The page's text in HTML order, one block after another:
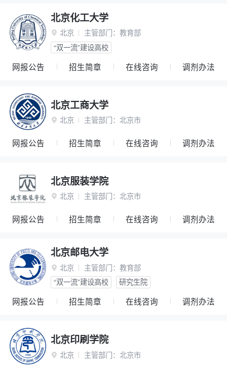
北京化工大学
 北京 主管部门： 教育部
“双一流”建设高校
网报公告 招生简章 在线咨询 调剂办法
北京工商大学
 北京 主管部门： 北京市
网报公告 招生简章 在线咨询 调剂办法
北京服装学院
 北京 主管部门： 北京市
网报公告 招生简章 在线咨询 调剂办法
北京邮电大学
 北京 主管部门： 教育部
“双一流”建设高校
研究生院
网报公告 招生简章 在线咨询 调剂办法
北京印刷学院
 北京 主管部门： 北京市